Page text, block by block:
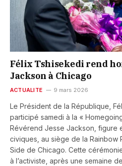
Félix Tshisekedi rend
Jackson à Chicago
ACTUALITE 9 mars 2026
Le Président de la République,
participé samedi à la «
Révérend Jesse Jackson, figure
civiques, au siège de la Rainbow
Side de Chicago. Cette
à l’activiste, après une semaine